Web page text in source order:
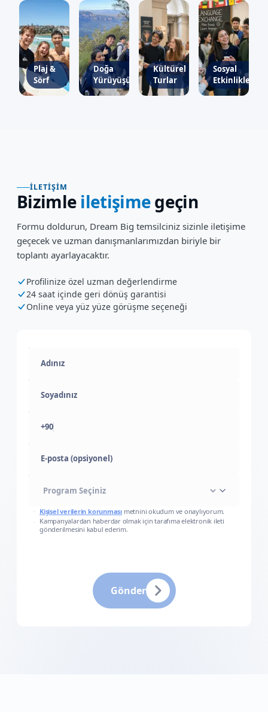
Plaj &
Sörf
Doğa
Yürüyüşü
Kültürel
Turlar
Sosyal
Etkinlikler
İLETIŞIM
Bizimle iletişimegeçin
Formu doldurun, Dream Big temsilciniz sizinle iletişime
geçecek ve uzman danışmanlarımızdan biriyle bir
toplantı ayarlayacaktır.
Profilinize özel uzman değerlendirme
24 saat içinde geri dönüş garantisi
Online veya yüz yüze görüşme seçeneği
+90
E-posta (opsiyonel)
Kişisel verilerin korunması metnini okudum ve onaylıyorum.
Kampanyalardan haberdar olmak için tarafıma elektronik ileti
gönderilmesini kabul ederim.
Gönder